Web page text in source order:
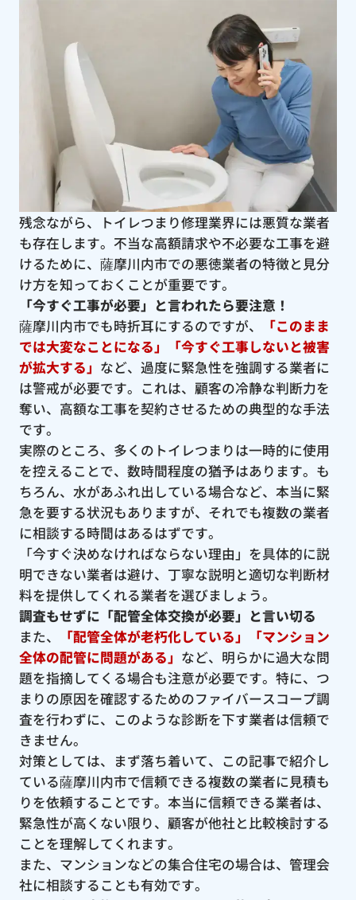
残念ながら、トイレつまり修理業界には悪質な業者
も存在します。不当な高額請求や不必要な工事を避
けるために、薩摩川内市での悪徳業者の特徴と見分
け方を知っておくことが重要です。
「今すぐ工事が必要」と言われたら要注意！
薩摩川内市でも時折耳にするのですが、
「このまま
では大変なことになる」「今すぐ工事しないと被害
が拡大する」 など、過度に緊急性を強調する業者に
は警戒が必要です。これは、顧客の冷静な判断力を
奪い、高額な工事を契約させるための典型的な手法
です。
実際のところ、多くのトイレつまりは一時的に使用
を控えることで、数時間程度の猶予はあります。も
ちろん、水があふれ出している場合など、本当に緊
急を要する状況もありますが、それでも複数の業者
に相談する時間はあるはずです。
「今すぐ決めなければならない理由」を具体的に説
明できない業者は避け、丁寧な説明と適切な判断材
料を提供してくれる業者を選びましょう。
調査もせずに「配管全体交換が必要」と言い切る
また、
「配管全体が老朽化している」「マンション
全体の配管に問題がある」 など、明らかに過大な問
題を指摘してくる場合も注意が必要です。特に、つ
まりの原因を確認するためのファイバースコープ調
査を行わずに、このような診断を下す業者は信頼で
きません。
対策としては、まず落ち着いて、この記事で紹介し
ている薩摩川内市で信頼できる複数の業者に見積も
りを依頼することです。本当に信頼できる業者は、
緊急性が高くない限り、顧客が他社と比較検討する
ことを理解してくれます。
また、マンションなどの集合住宅の場合は、管理会
社に相談することも有効です。